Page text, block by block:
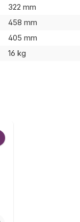
322 mm
458 mm
405 mm
16 kg